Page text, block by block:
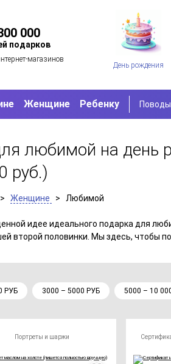
000
подарков
магазинов
День рождения
Женщине Ребенку Поводы
любимой на день
руб.)
> Женщине > Любимой
идее идеального подарка для
второй половинки. Мы здесь, чтобы
РУБ 3000 – 5000 РУБ 5000 – 10
Портреты и шаржи